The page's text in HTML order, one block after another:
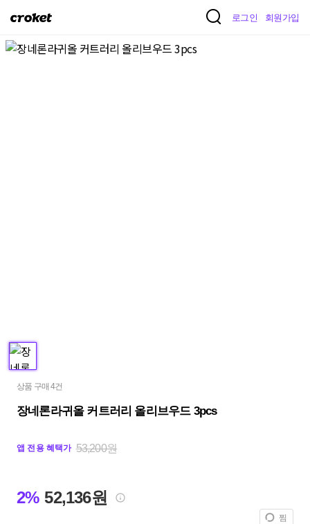
크
켓
로그인 회원가입
상품 구매 4건
장네론라귀올 커트러리 올리브우드 3pcs
앱 전용 혜택가 53,200원
2% 52,136원
찜